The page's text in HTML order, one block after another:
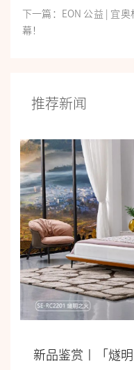
下一篇：EON 公益 | 宜
幕！
推荐新闻
新品鉴赏丨「燧